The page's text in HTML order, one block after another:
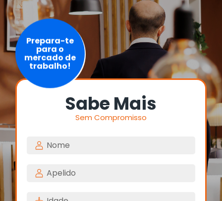
Prepara-te
para o
mercado de
trabalho!
Sabe Mais
Sem Compromisso